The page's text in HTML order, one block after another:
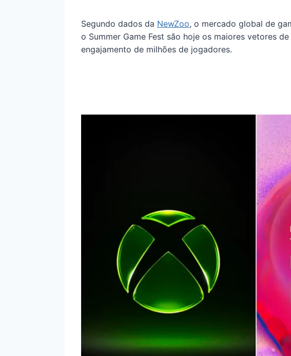
Segundo dados da NewZoo, o mercado global de
o Summer Game Fest são hoje os maiores vetores
engajamento de milhões de jogadores.